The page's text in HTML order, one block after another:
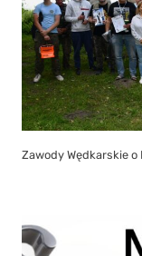
Zawody Wędkarskie